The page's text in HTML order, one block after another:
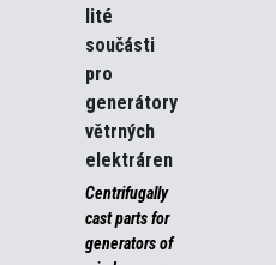
lité
součásti
pro
generátory
větrných
elektráren
Centrifugally
cast parts for
generators of